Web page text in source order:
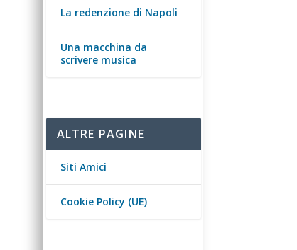
La redenzione di Napoli
Una macchina da
scrivere musica
ALTRE PAGINE
Siti Amici
Cookie Policy (UE)